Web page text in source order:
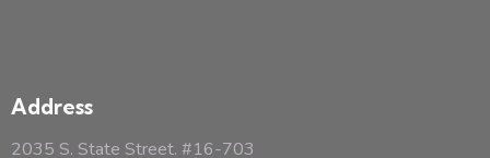
Address
2035 S. State Street. #16-703